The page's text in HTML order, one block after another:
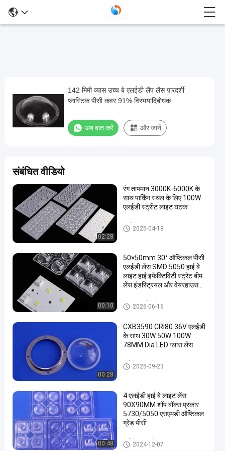
142
मिमी
व्यास
एलईडी
लैंप
लेंस
पारदर्शी
प्लास्टिक
पीसी
91%
विस्मयादिबोधक
हाई बे
लाइट
2025-
06-25
207
विचार
प्रतिस्थापन
प्रकाश लेंस
एलईडी
बल्ब
उच्च
बे
142 मिमी व्यास उच्च बे एलईडी लैंप लेंस पारदर्शी
प्लास्टिक पीसी कवर 91% विस्मयादिबोधक
अब बात करें और जानें
संबंधित वीडियो
02:28
रंग तापमान 3000K-6000K के
साथ पार्किंग स्थल के लिए 100W
एलईडी स्ट्रीट लाइट घटक
एलईडी स्ट्रीट लाइट घटक
2025-04-18
00:10
50×50mm 30° ऑप्टिकल पीसी
एलईडी लेंस SMD 5050 हाई बे
लाइट हाई इफेक्टिविटी स्ट्रेट बीम
लेंस इंडस्ट्रियल और वेयरहाउस
3030 एलईडी लेंस
2026-06-16
00:28
CXB3590 CRI80 36V एलईडी
के साथ 30W 50W 100W
78MM Dia LED ग्लास लेंस
हाई बे लाइट लेंस
2025-09-23
00:48
4 एलईडी हाई बे लाइट लेंस
90X90MM शॉप बॉक्स प्रकार
5730/5050 एसएमडी ऑप्टिकल
ग्रेड पीसी
हाई बे लाइट लेंस
2024-12-07